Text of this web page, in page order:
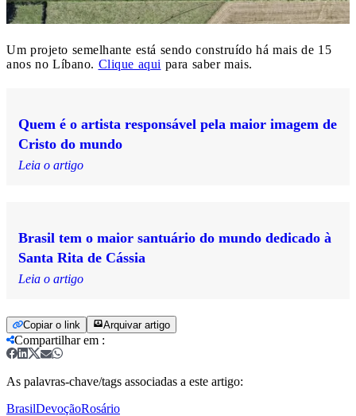
Um projeto semelhante está sendo construído há mais de 15
anos no Líbano. Clique aqui para saber mais.
Quem é o artista responsável pela maior imagem de
Cristo do mundo
Leia o artigo
Brasil tem o maior santuário do mundo dedicado à
Santa Rita de Cássia
Leia o artigo
Copiar o link Arquivar artigo
Compartilhar em :
As palavras-chave/tags associadas a este artigo:
BrasilDevoçãoRosário